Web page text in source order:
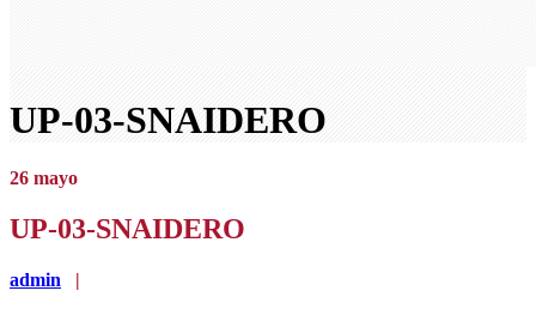
UP-03-SNAIDERO
26 mayo
UP-03-SNAIDERO
admin |